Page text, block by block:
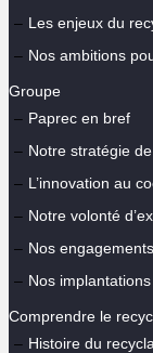
Les enjeux du
Nos ambitions
Groupe
Paprec en bref
Notre stratégie
L’innovation au
Notre volonté
Nos engagements
Nos implantations
Comprendre le
Histoire du